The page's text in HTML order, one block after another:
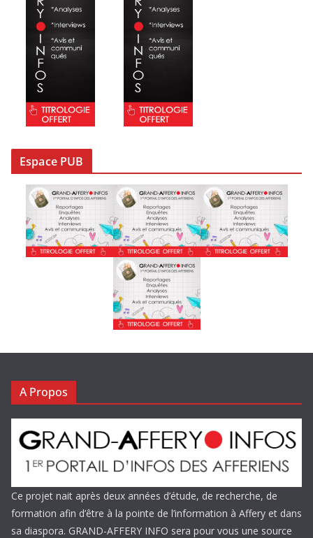
Espace PUB
A Propos
Ce projet nait après deux années d’étude, de recherche, de
formation afin d’être à la pointe de l’information à Affery et dans
sa diaspora. GRAND-AFFERY INFO sera pour vous une source